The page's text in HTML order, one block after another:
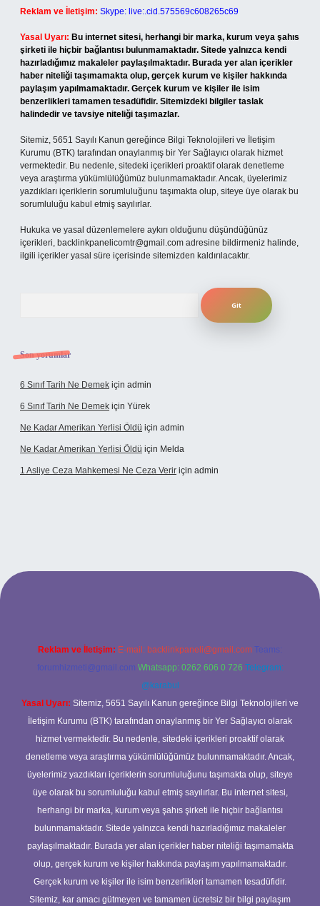
Reklam ve İletişim: Skype: live:.cid.575569c608265c69
Yasal Uyarı: Bu internet sitesi, herhangi bir marka, kurum veya şahıs
şirketi ile hiçbir bağlantısı bulunmamaktadır. Sitede yalnızca kendi
hazırladığımız makaleler paylaşılmaktadır. Burada yer alan içerikler
haber niteliği taşımamakta olup, gerçek kurum ve kişiler hakkında
paylaşım yapılmamaktadır. Gerçek kurum ve kişiler ile isim
benzerlikleri tamamen tesadüfidir. Sitemizdeki bilgiler taslak
halindedir ve tavsiye niteliği taşımazlar.
Sitemiz, 5651 Sayılı Kanun gereğince Bilgi Teknolojileri ve İletişim
Kurumu (BTK) tarafından onaylanmış bir Yer Sağlayıcı olarak hizmet
vermektedir. Bu nedenle, sitedeki içerikleri proaktif olarak denetleme
veya araştırma yükümlülüğümüz bulunmamaktadır. Ancak, üyelerimiz
yazdıkları içeriklerin sorumluluğunu taşımakta olup, siteye üye olarak bu
sorumluluğu kabul etmiş sayılırlar.
Hukuka ve yasal düzenlemelere aykırı olduğunu düşündüğünüz
içerikleri, backlinkpanelicomtr@gmail.com adresine bildirmeniz halinde,
ilgili içerikler yasal süre içerisinde sitemizden kaldırılacaktır.
Son yorumlar
6 Sınıf Tarih Ne Demek için admin
6 Sınıf Tarih Ne Demek için Yürek
Ne Kadar Amerikan Yerlisi Öldü için admin
Ne Kadar Amerikan Yerlisi Öldü için Melda
1 Asliye Ceza Mahkemesi Ne Ceza Verir için admin
Reklam ve İletişim: E-mail: backlinkpaneli@gmail.com Teams:
forumhizmeti@gmail.com Whatsapp: 0262 606 0 726 Telegram:
@karabul
Yasal Uyarı: Sitemiz, 5651 Sayılı Kanun gereğince Bilgi Teknolojileri ve
İletişim Kurumu (BTK) tarafından onaylanmış bir Yer Sağlayıcı olarak
hizmet vermektedir. Bu nedenle, sitedeki içerikleri proaktif olarak
denetleme veya araştırma yükümlülüğümüz bulunmamaktadır. Ancak,
üyelerimiz yazdıkları içeriklerin sorumluluğunu taşımakta olup, siteye
üye olarak bu sorumluluğu kabul etmiş sayılırlar. Bu internet sitesi,
herhangi bir marka, kurum veya şahıs şirketi ile hiçbir bağlantısı
bulunmamaktadır. Sitede yalnızca kendi hazırladığımız makaleler
paylaşılmaktadır. Burada yer alan içerikler haber niteliği taşımamakta
olup, gerçek kurum ve kişiler hakkında paylaşım yapılmamaktadır.
Gerçek kurum ve kişiler ile isim benzerlikleri tamamen tesadüfidir.
Sitemiz, kar amacı gütmeyen ve tamamen ücretsiz bir bilgi paylaşım